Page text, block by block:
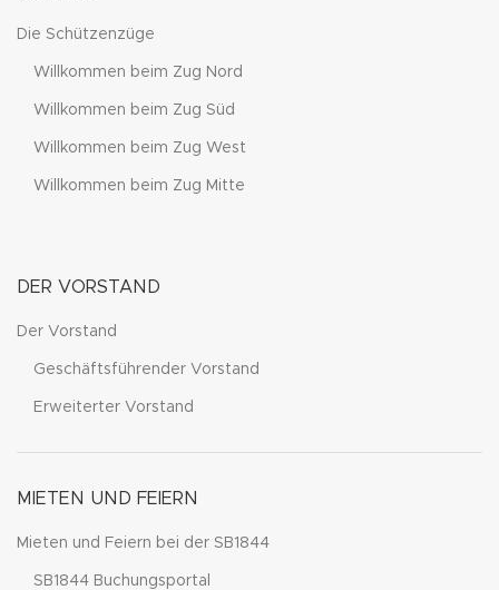
Die Schützenzüge
Willkommen beim Zug Nord
Willkommen beim Zug Süd
Willkommen beim Zug West
Willkommen beim Zug Mitte
DER VORSTAND
Der Vorstand
Geschäftsführender Vorstand
Erweiterter Vorstand
MIETEN UND FEIERN
Mieten und Feiern bei der SB1844
SB1844 Buchungsportal